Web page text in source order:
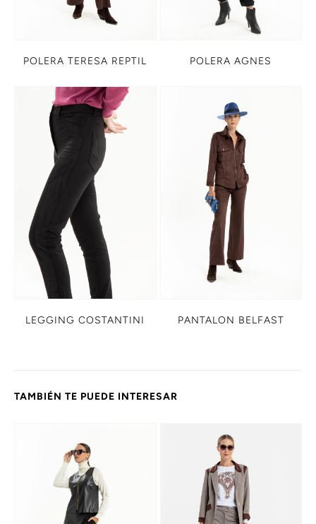
POLERA TERESA REPTIL POLERA AGNES
LEGGING COSTANTINI PANTALON BELFAST
TAMBIÉN TE PUEDE INTERESAR